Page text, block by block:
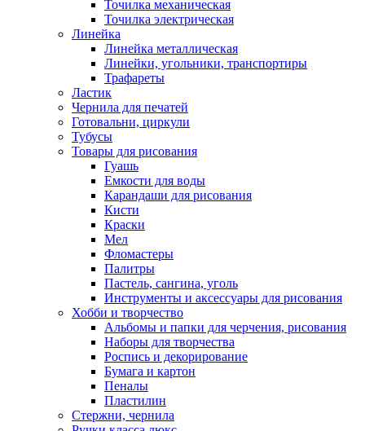
Точилка механическая
Точилка электрическая
Линейка
Линейка металлическая
Линейки, угольники, транспортиры
Трафареты
Ластик
Чернила для печатей
Готовальни, циркули
Тубусы
Товары для рисования
Гуашь
Емкости для воды
Карандаши для рисования
Кисти
Краски
Мел
Фломастеры
Палитры
Пастель, сангина, уголь
Инструменты и аксессуары для рисования
Хобби и творчество
Альбомы и папки для черчения, рисования
Наборы для творчества
Роспись и декорирование
Бумага и картон
Пеналы
Пластилин
Стержни, чернила